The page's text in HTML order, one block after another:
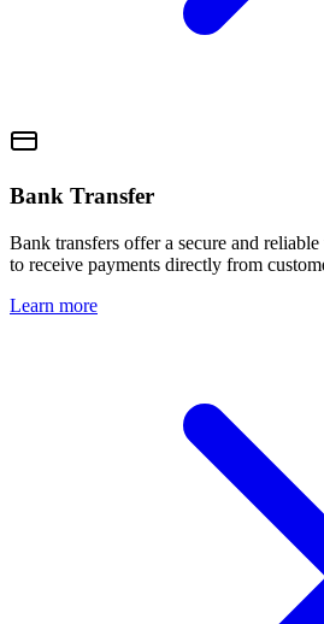
Bank Transfer
Bank transfers offer a secure and
to receive payments directly from
Learn more